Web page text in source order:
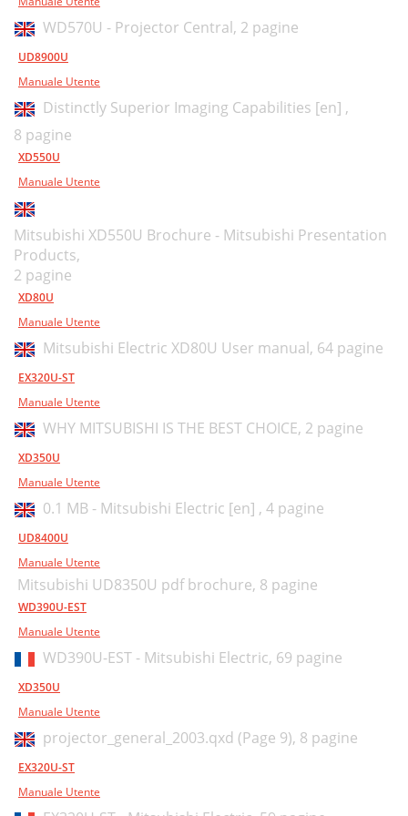
WD570U - Projector Central, 2 pagine
UD8900U
Manuale Utente
Distinctly Superior Imaging Capabilities [en] ,
8 pagine
XD550U
Manuale Utente
Mitsubishi XD550U Brochure - Mitsubishi Presentation
Products,
2 pagine
XD80U
Manuale Utente
Mitsubishi Electric XD80U User manual, 64 pagine
EX320U-ST
Manuale Utente
WHY MITSUBISHI IS THE BEST CHOICE, 2 pagine
XD350U
Manuale Utente
0.1 MB - Mitsubishi Electric [en] , 4 pagine
UD8400U
Manuale Utente
Mitsubishi UD8350U pdf brochure, 8 pagine
WD390U-EST
Manuale Utente
WD390U-EST - Mitsubishi Electric, 69 pagine
XD350U
Manuale Utente
projector_general_2003.qxd (Page 9), 8 pagine
EX320U-ST
Manuale Utente